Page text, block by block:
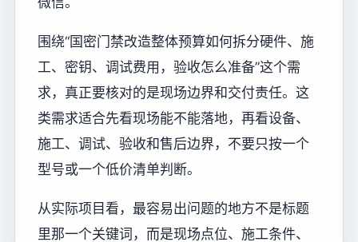
围绕“国密门禁改造整体预算如何拆分硬件、施
工、密钥、调试费用，验收怎么准备”这个需
求，真正要核对的是现场边界和交付责任。这
类需求适合先看现场能不能落地，再看设备、
施工、调试、验收和售后边界，不要只按一个
型号或一个低价清单判断。
从实际项目看，最容易出问题的地方不是标题
里那一个关键词，而是现场点位、施工条件、